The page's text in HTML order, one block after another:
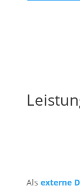
Als externe